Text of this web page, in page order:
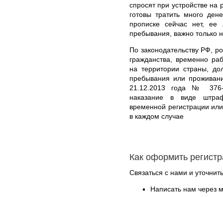
спросят при устройстве
готовы тратить много
прописке сейчас нет, ее
пребывания, важно только
По законодательству РФ,
гражданства, временно
на территории страны,
пребывания или
21.12.2013 года № 376-
наказание в виде
временной регистрации
в каждом случае
Как оформить
Связаться с нами и
Написать нам через